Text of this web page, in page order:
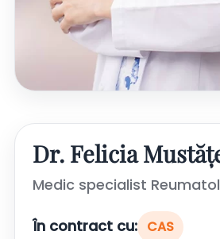
Dr. Felicia
Medic specialist
În contract cu: CAS